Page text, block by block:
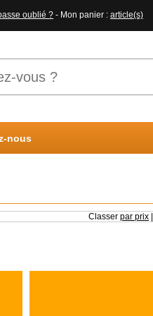
oublié ? - Mon panier : article(s)
nous
Classer par prix